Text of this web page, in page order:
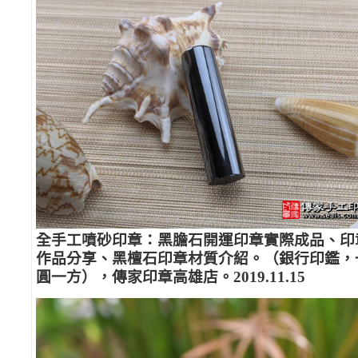
全手工噴砂印章：黑膽石開運印章實際成品、印
作品分享、黑檀石印章材質介紹。（銀行印鑑，
圓一方），傳家印章高雄店。2019.11.15